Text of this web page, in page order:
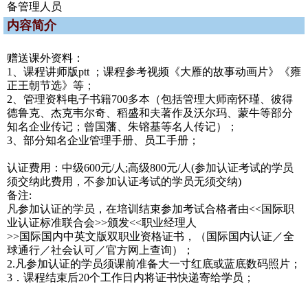
备管理人员
内容简介
赠送课外资料：
1、课程讲师版ptt ；课程参考视频《大雁的故事动画片》《雍
正王朝节选》等；
2、管理资料电子书籍700多本（包括管理大师南怀瑾、彼得
德鲁克、杰克韦尔奇、稻盛和夫著作及沃尔玛、蒙牛等部分
知名企业传记；曾国藩、朱镕基等名人传记）；
3、部分知名企业管理手册、员工手册；
认证费用：中级600元/人;高级800元/人(参加认证考试的学员
须交纳此费用，不参加认证考试的学员无须交纳)
备注:
凡参加认证的学员，在培训结束参加考试合格者由<<国际职
业认证标准联合会>>颁发<<职业经理人
>>国际国内中英文版双职业资格证书，（国际国内认证／全
球通行／社会认可／官方网上查询）；
2.凡参加认证的学员须课前准备大一寸红底或蓝底数码照片；
3．课程结束后20个工作日内将证书快递寄给学员；